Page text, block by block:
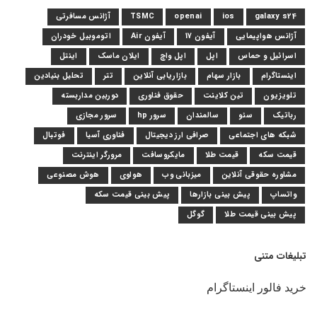
galaxy s24
ios
openai
TSMC
آژانس مسافرتی
آژانس هواپیمایی
آیفون 17 آیفون Air
اتوموبیل خودران
اسرائیل و حماس
اپل اپل واچ ایلان ماسک
اینتل
اینستاگرام
بازار سهام بازاریابی آنلاین تتر
تحلیل بنیادین
تلویزیون
تین کلاینت حقوق فناوری
دوربین مداربسته
رباتیک
سئو سالمندان سرور hp
سرور مجازی
شبکه های اجتماعی
صرافی ارز دیجیتال فناوری آسیا
فوتبال
قیمت سکه
قیمت طلا مایکروسافت
مرورگر اینترنت
مشاوره حقوقی آنلاین
میزبانی وب هواوی
هوش مصنوعی
واتساپ
پیش بینی بازارها
پیش بینی قیمت سکه
پیش بینی قیمت طلا
گوگل
تبلیغات متنی
خرید فالور اینستاگرام